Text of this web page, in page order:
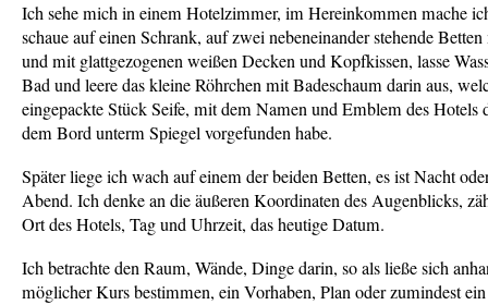
Ich sehe mich in einem Hotelzimmer, im Hereinkommen mache
schaue auf einen Schrank, auf zwei nebeneinander stehende
und mit glattgezogenen weißen Decken und Kopfkissen, lasse
Bad und leere das kleine Röhrchen mit Badeschaum darin aus,
eingepackte Stück Seife, mit dem Namen und Emblem des Hotels
dem Bord unterm Spiegel vorgefunden habe.
Später liege ich wach auf einem der beiden Betten, es ist Nacht
Abend. Ich denke an die äußeren Koordinaten des Augenblicks,
Ort des Hotels, Tag und Uhrzeit, das heutige Datum.
Ich betrachte den Raum, Wände, Dinge darin, so als ließe sich
möglicher Kurs bestimmen, ein Vorhaben, Plan oder zumindest